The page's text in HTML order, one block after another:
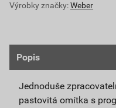
Výrobky značky:Weber
Popis
Jednoduše
pastovitá omítka s